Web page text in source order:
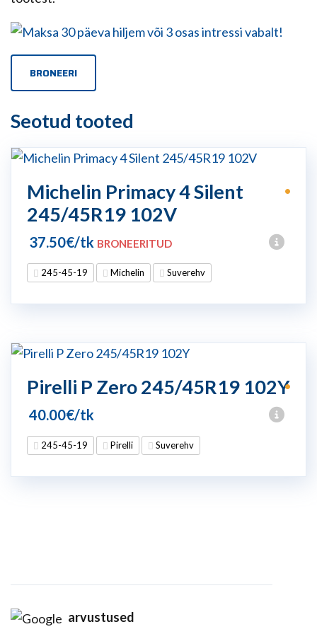
BRONEERI
Seotud tooted
•
Michelin Primacy 4 Silent
245/45R19 102V
37.50€/tk BRONEERITUD
245-45-19 Michelin Suverehv
•
Pirelli P Zero 245/45R19 102Y
40.00€/tk
245-45-19 Pirelli Suverehv
arvustused